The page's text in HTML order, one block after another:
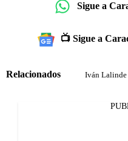
Sigue a
📺 Sigue a
Relacionados Iván Lalinde